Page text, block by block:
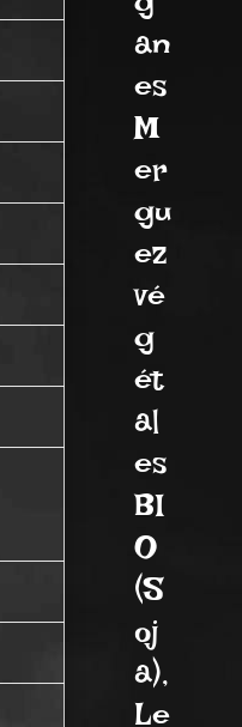
an
es
M
er
gu
ez
vé
g
ét
al
es
BI
O
(S
oj
a),